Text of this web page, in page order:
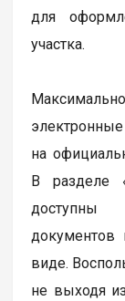
для
участка.
на
В разделе
доступны
документов
виде.
не выходя